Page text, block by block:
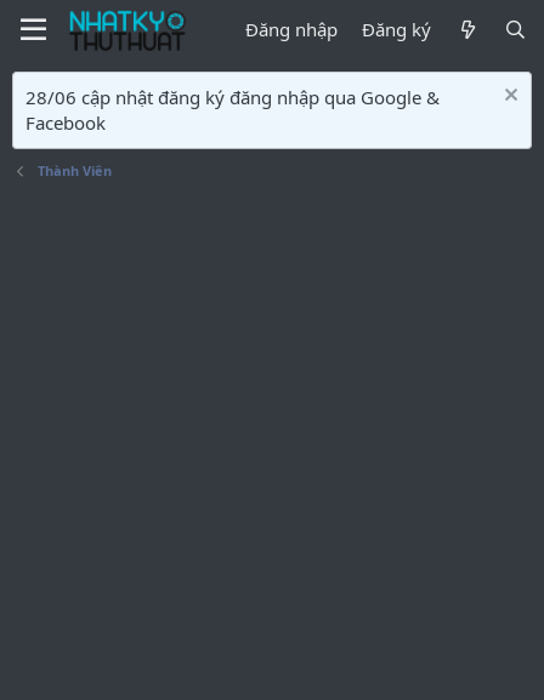
Đăng nhập Đăng ký
28/06 cập nhật đăng ký đăng nhập qua Google &
Facebook
Thành Viên